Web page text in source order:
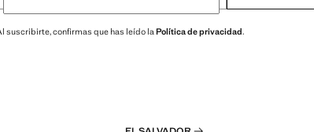
suscribirte, confirmas que has leído laPolítica de privacidad.